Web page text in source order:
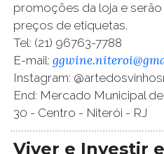
promoções da loja e
preços de etiquetas.
Tel: (21) 96763-7788
E-mail:
Instagram:
End: Mercado Municipal
30 - Centro - Niterói - RJ
Viver e Investir